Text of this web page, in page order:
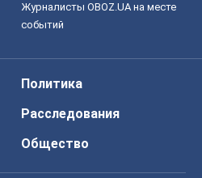
Журналисты OBOZ.UA на месте
событий
Политика
Расследования
Общество